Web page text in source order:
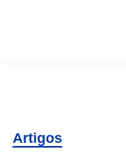
Artigos